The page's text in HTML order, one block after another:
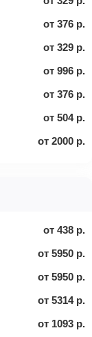
от 376 р.
от 329 р.
от 996 р.
от 376 р.
от 504 р.
от 2000 р.
от 438 р.
от 5950 р.
от 5950 р.
от 5314 р.
от 1093 р.